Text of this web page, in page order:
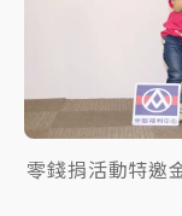
零錢捐活動特邀